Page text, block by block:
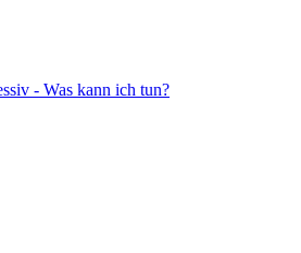
- Was kann ich tun?